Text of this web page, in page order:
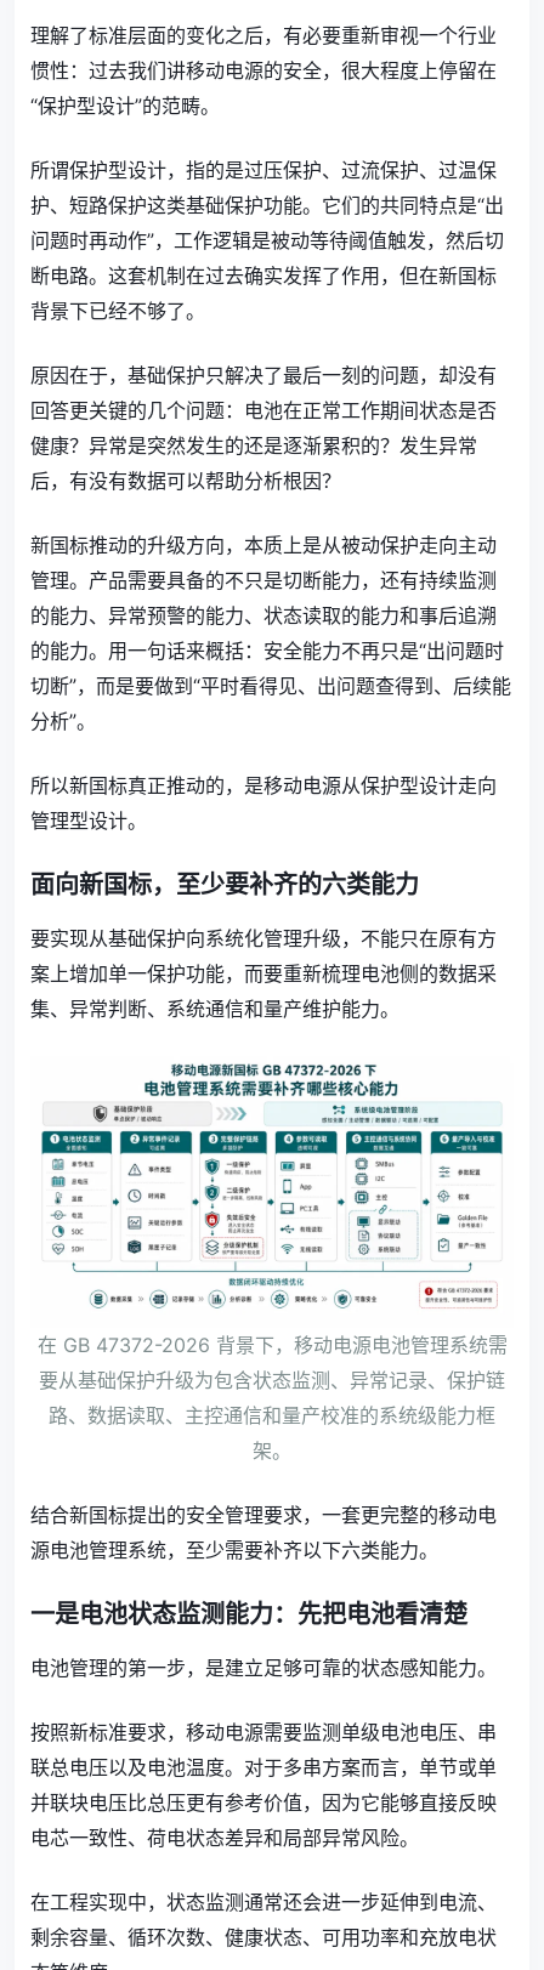
理解了标准层面的变化之后，有必要重新审视一个行业
惯性：过去我们讲移动电源的安全，很大程度上停留在
“保护型设计”的范畴。
所谓保护型设计，指的是过压保护、过流保护、过温保
护、短路保护这类基础保护功能。它们的共同特点是“出
问题时再动作”，工作逻辑是被动等待阈值触发，然后切
断电路。这套机制在过去确实发挥了作用，但在新国标
背景下已经不够了。
原因在于，基础保护只解决了最后一刻的问题，却没有
回答更关键的几个问题：电池在正常工作期间状态是否
健康？异常是突然发生的还是逐渐累积的？发生异常
后，有没有数据可以帮助分析根因？
新国标推动的升级方向，本质上是从被动保护走向主动
管理。产品需要具备的不只是切断能力，还有持续监测
的能力、异常预警的能力、状态读取的能力和事后追溯
的能力。用一句话来概括：安全能力不再只是“出问题时
切断”，而是要做到“平时看得见、出问题查得到、后续能
分析”。
所以新国标真正推动的，是移动电源从保护型设计走向
管理型设计。
面向新国标，至少要补齐的六类能力
要实现从基础保护向系统化管理升级，不能只在原有方
案上增加单一保护功能，而要重新梳理电池侧的数据采
集、异常判断、系统通信和量产维护能力。
在 GB 47372-2026 背景下，移动电源电池管理系统需
要从基础保护升级为包含状态监测、异常记录、保护链
路、数据读取、主控通信和量产校准的系统级能力框
架。
结合新国标提出的安全管理要求，一套更完整的移动电
源电池管理系统，至少需要补齐以下六类能力。
一是电池状态监测能力：先把电池看清楚
电池管理的第一步，是建立足够可靠的状态感知能力。
按照新标准要求，移动电源需要监测单级电池电压、串
联总电压以及电池温度。对于多串方案而言，单节或单
并联块电压比总压更有参考价值，因为它能够直接反映
电芯一致性、荷电状态差异和局部异常风险。
在工程实现中，状态监测通常还会进一步延伸到电流、
剩余容量、循环次数、健康状态、可用功率和充放电状